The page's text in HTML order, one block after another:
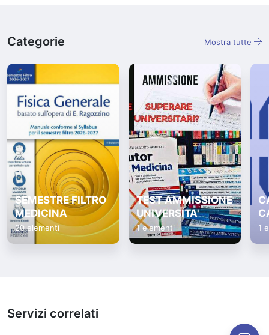
Categorie Mostra tutte
SEMESTRE FILTRO
MEDICINA
20 elementi
TEST AMMISSIONE
UNIVERSITA'
1 elementi 1
Servizi correlati